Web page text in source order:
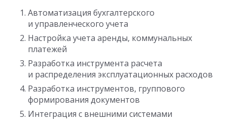
Автоматизация бухгалтерского
и управленческого учета
Настройка учета аренды, коммунальных
платежей
Разработка инструмента расчета
и распределения эксплуатационных расходов
Разработка инструментов, группового
формирования документов
Интеграция с внешними системами